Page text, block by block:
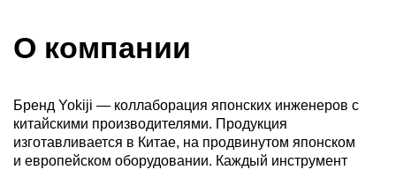
О компании
Бренд Yokiji — коллаборация японских инженеров с
китайскими производителями. Продукция
изготавливается в Китае, на продвинутом японском
и европейском оборудовании. Каждый инструмент